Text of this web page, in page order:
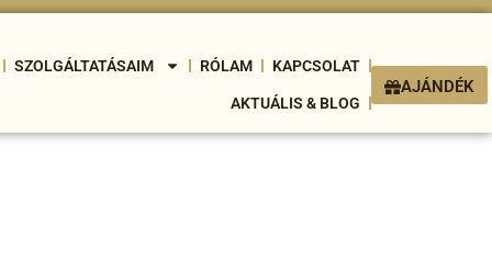
SZOLGÁLTATÁSAIM RÓLAM KAPCSOLAT
AKTUÁLIS & BLOG
AJÁNDÉK